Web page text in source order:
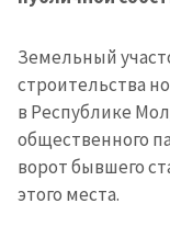
Земельный
строительства
в Республике
общественного
ворот бывшего
этого места.